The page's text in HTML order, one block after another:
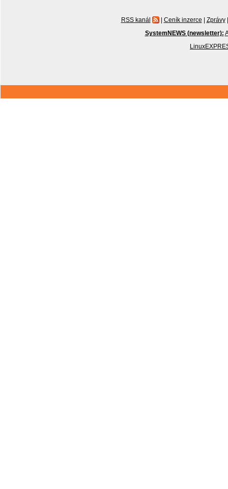
RSS kanál | Ceník inzerce | Zprávy |
SystemNEWS (newsletter):